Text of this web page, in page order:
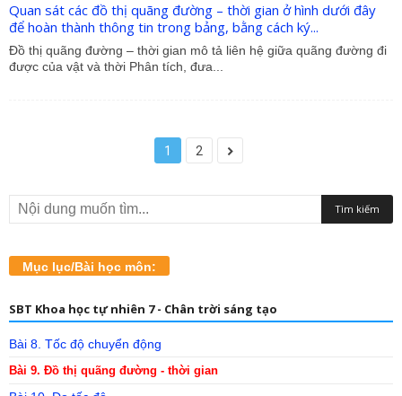
Quan sát các đồ thị quãng đường – thời gian ở hình dưới đây
để hoàn thành thông tin trong bảng, bằng cách ký...
Đồ thị quãng đường – thời gian mô tả liên hệ giữa quãng đường đi
được của vật và thời Phân tích, đưa...
1 2
Mục lục/Bài học môn:
SBT Khoa học tự nhiên 7 - Chân trời sáng tạo
Bài 8. Tốc độ chuyển động
Bài 9. Đồ thị quãng đường - thời gian